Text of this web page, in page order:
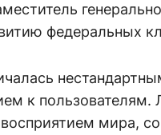
федеральных
к пользователям.
мира,